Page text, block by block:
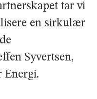
tar vi
en sirkulær
Syvertsen,
Energi.